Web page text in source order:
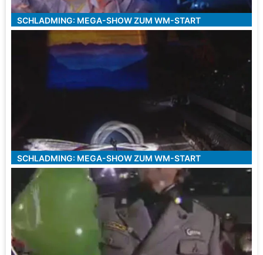
SCHLADMING: MEGA-SHOW ZUM WM-START
SCHLADMING: MEGA-SHOW ZUM WM-START